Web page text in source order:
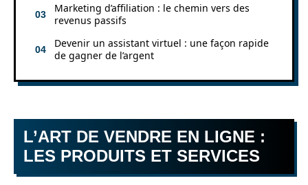
Marketing d’affiliation : le chemin vers des
revenus passifs
Devenir un assistant virtuel : une façon rapide
de gagner de l’argent
L’ART DE VENDRE EN LIGNE :
LES PRODUITS ET SERVICES